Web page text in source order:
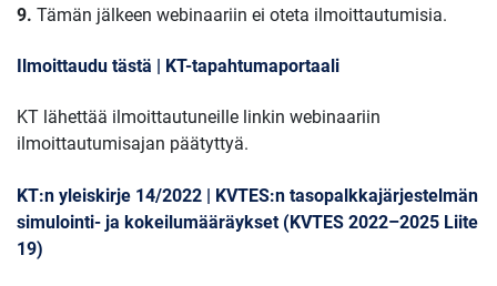
9. Tämän jälkeen webinaariin ei oteta ilmoittautumisia.
Ilmoittaudu tästä | KT-tapahtumaportaali
KT lähettää ilmoittautuneille linkin webinaariin
ilmoittautumisajan päätyttyä.
KT:n yleiskirje 14/2022 | KVTES:n tasopalkkajärjestelmän
simulointi- ja kokeilumääräykset (KVTES 2022–2025 Liite
19)